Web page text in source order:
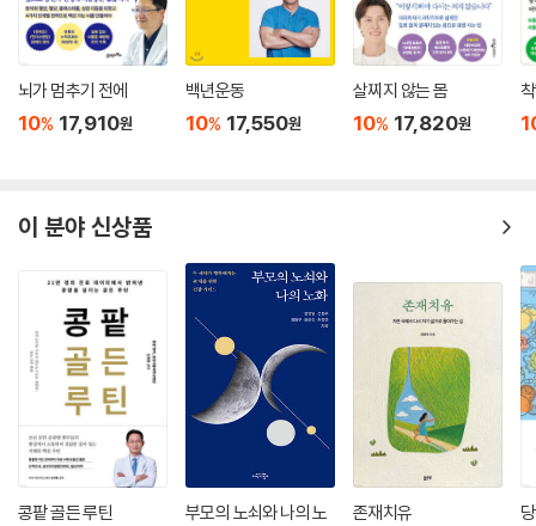
뇌가 멈추기 전에
10% 17,910원
백년운동
10% 17,550원
살찌지 않는 몸
10% 17,820원
이 분야 신상품
콩팥 골든 루틴
부모의 노쇠와 나의 노
존재치유